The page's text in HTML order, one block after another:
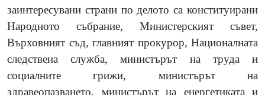
заинтересувани страни по делото са конституирани
Народното събрание, Министерският съвет,
Върховният съд, главният прокурор, Националната
следствена служба, министърът на труда и
социалните грижи, министърът на
здравеопазването, министърът на енергетиката и